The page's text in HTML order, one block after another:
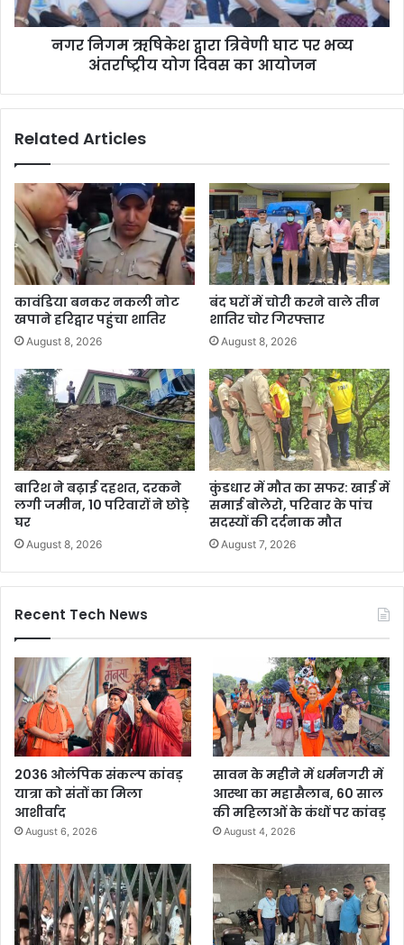
नगर निगम ऋषिकेश द्वारा त्रिवेणी घाट पर भव्य
अंतर्राष्ट्रीय योग दिवस का आयोजन
Related Articles
कावंडिया बनकर नकली नोट
खपाने हरिद्वार पहुंचा शातिर
August 8, 2026
बंद घरों में चोरी करने वाले तीन
शातिर चोर गिरफ्तार
August 8, 2026
बारिश ने बढ़ाई दहशत, दरकने
लगी जमीन, 10 परिवारों ने छोड़े
घर
August 8, 2026
कुंडधार में मौत का सफर: खाई में
समाई बोलेरो, परिवार के पांच
सदस्यों की दर्दनाक मौत
August 7, 2026
Recent Tech News
2036 ओलंपिक संकल्प कांवड़
यात्रा को संतों का मिला
आशीर्वाद
August 6, 2026
सावन के महीने में धर्मनगरी में
आस्था का महासैलाब, 60 साल
की महिलाओं के कंधों पर कांवड़
August 4, 2026